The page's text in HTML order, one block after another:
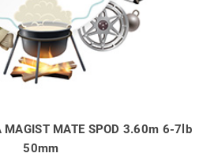
MAGIST MATE SPOD 3.60m 6-7lb
50mm